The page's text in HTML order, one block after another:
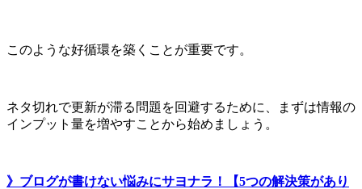
このような好循環を築くことが重要です。
ネタ切れで更新が滞る問題を回避するために、まずは情報の
インプット量を増やすことから始めましょう。
》ブログが書けない悩みにサヨナラ！【5つの解決策があり